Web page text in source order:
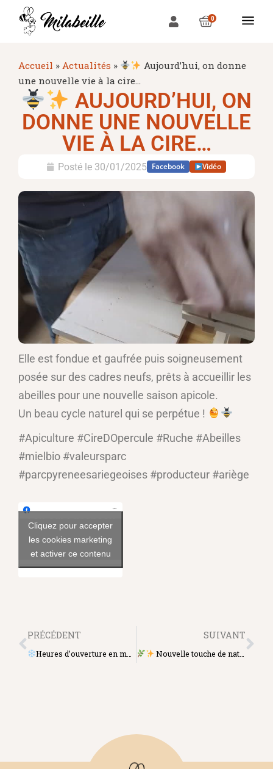
0
Accueil » Actualités »
Aujourd’hui, on donne
une nouvelle vie à la cire…
AUJOURD’HUI, ON
DONNE UNE NOUVELLE
VIE À LA CIRE…
Posté le 30/01/2025 Facebook Vidéo
Elle est fondue et gaufrée puis soigneusement
posée sur des cadres neufs, prêts à accueillir les
abeilles pour une nouvelle saison apicole.
Un beau cycle naturel qui se perpétue !
#Apiculture #CireDOpercule #Ruche #Abeilles
#mielbio #valeursparc
#parcpyreneesariegeoises #producteur #ariège
Voir sur Facebook
Cliquez pour accepter
les cookies marketing
et activer ce contenu
PRÉCÉDENT
Heures d’ouverture en mode hivernale!
SUIVANT
Nouvelle touche de nature à la boutique !